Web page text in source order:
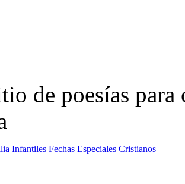
de poesías
Infantiles Fechas Especiales Cristianos